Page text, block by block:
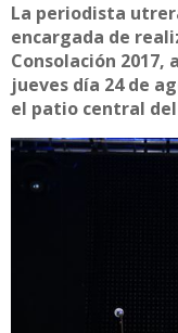
La periodista
encargada de
Consolación
jueves día 24 de
el patio central